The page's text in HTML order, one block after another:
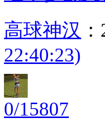
高球神汉 ：
22:40:23)
0/15807